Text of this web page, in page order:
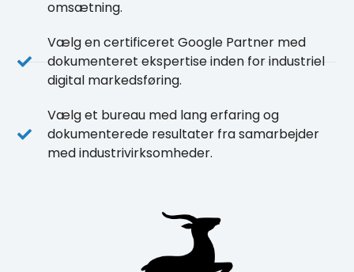
omsætning.
Vælg en certificeret Google Partner med
dokumenteret ekspertise inden for industriel
digital markedsføring.
Vælg et bureau med lang erfaring og
dokumenterede resultater fra samarbejder
med industrivirksomheder.